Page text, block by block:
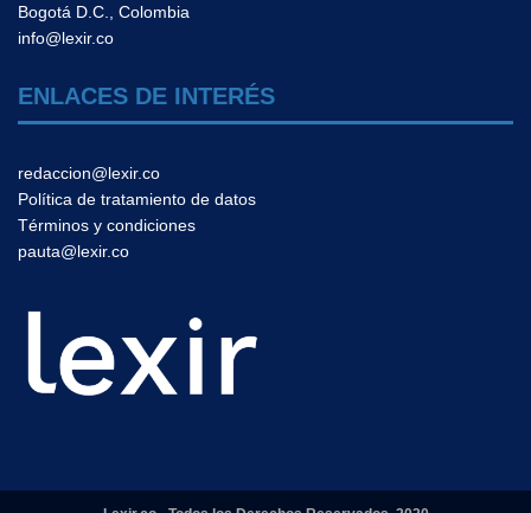
Bogotá D.C., Colombia
info@lexir.co
ENLACES DE INTERÉS
redaccion@lexir.co
Política de tratamiento de datos
Términos y condiciones
pauta@lexir.co